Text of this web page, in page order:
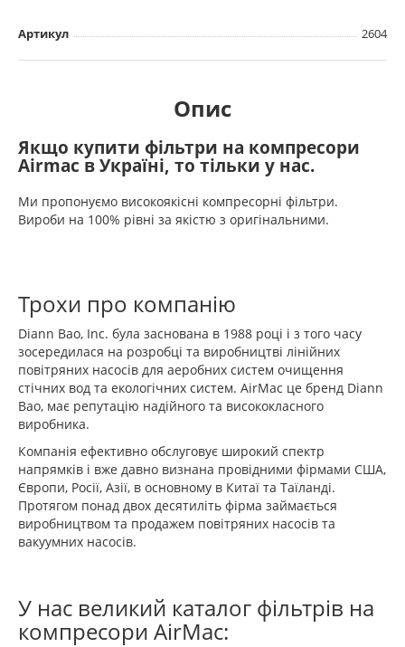
Артикул 2604
Опис
Якщо купити фільтри на компресори
Airmac в Україні, то тільки у нас.
Ми пропонуємо високоякісні компресорні фільтри.
Вироби на 100% рівні за якістю з оригінальними.
Трохи про компанію
Diann Bao, Inc. була заснована в 1988 році і з того часу
зосередилася на розробці та виробництві лінійних
повітряних насосів для аеробних систем очищення
стічних вод та екологічних систем. AirMac це бренд Diann
Bao, має репутацію надійного та висококласного
виробника.
Компанія ефективно обслуговує широкий спектр
напрямків і вже давно визнана провідними фірмами США,
Європи, Росії, Азії, в основному в Китаї та Таїланді.
Протягом понад двох десятиліть фірма займається
виробництвом та продажем повітряних насосів та
вакуумних насосів.
У нас великий каталог фільтрів на
компресори AirMac: